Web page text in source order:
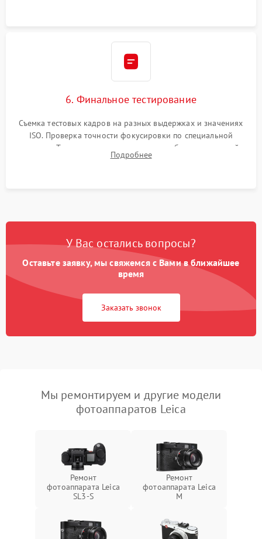
6. Финальное тестирование
Съемка тестовых кадров на разных выдержках и значениях
ISO. Проверка точности фокусировки по специальной
мишени. Тест записи на карту памяти, работы встроенной
вспышки, микрофона и всех кнопок управления.
Подробнее
У Вас остались вопросы?
Оставьте заявку, мы свяжемся с Вами в ближайшее
время
Заказать звонок
Мы ремонтируем и другие модели
фотоаппаратов Leica
Ремонт
фотоаппарата Leica
SL3‑S
Ремонт
фотоаппарата Leica
M